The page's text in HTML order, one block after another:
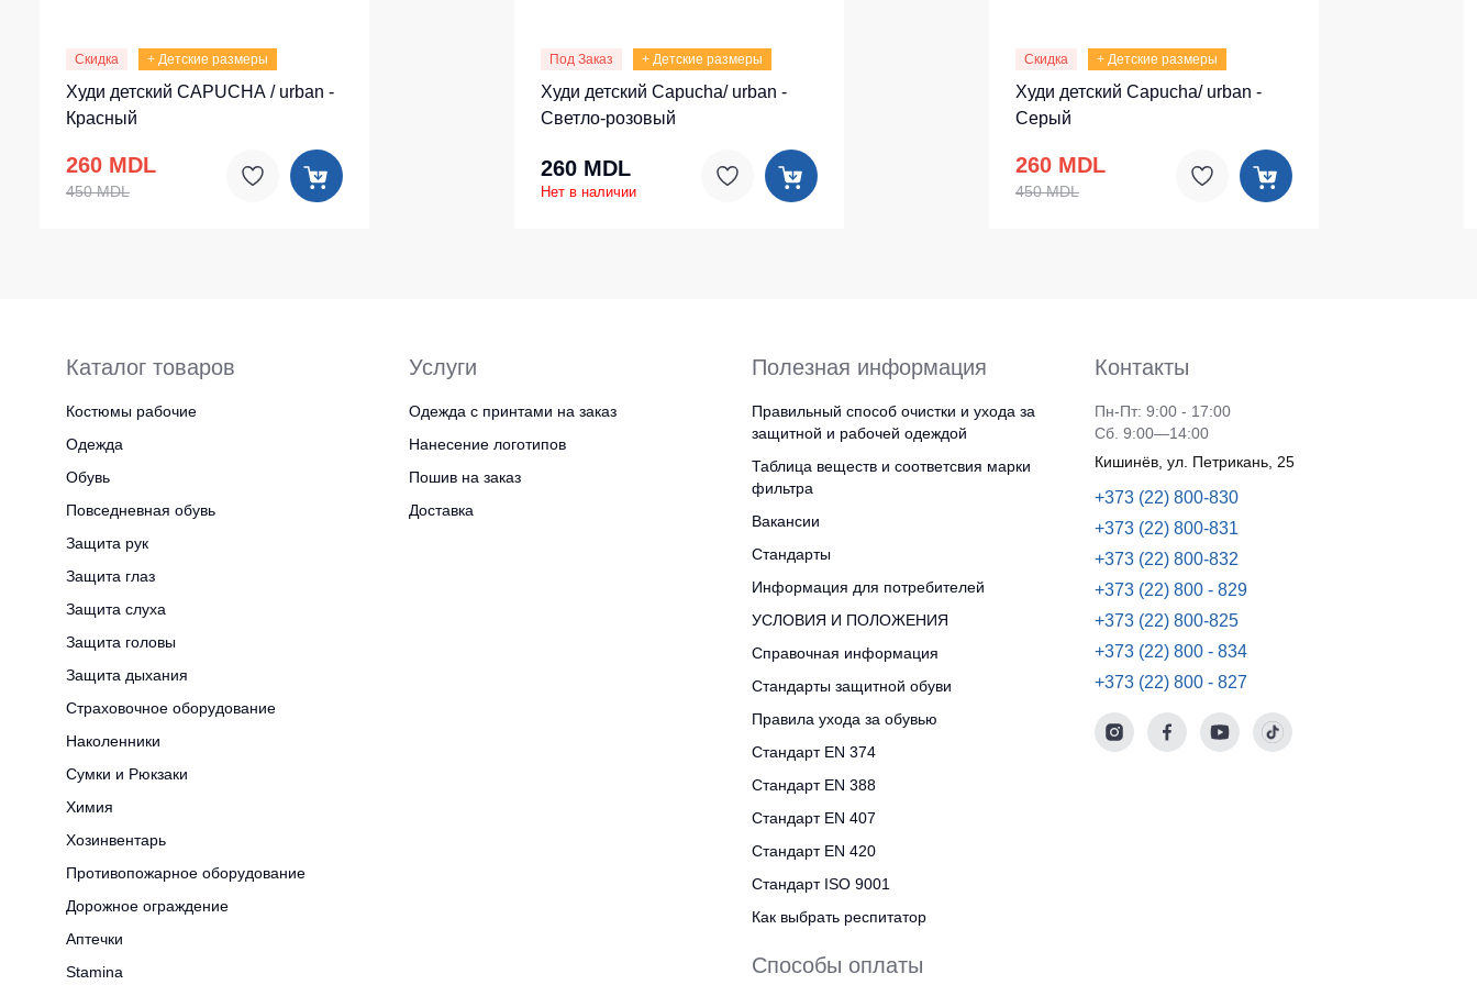
Скидка + Детские размеры
Худи детский CAPUCHA / urban -
Красный
260 MDL
450 MDL
Под Заказ + Детские размеры
Худи детский Capucha/ urban -
Светло-розовый
260 MDL
Нет в наличии
Скидка + Детские размеры
Худи детский Capucha/ urban -
Серый
260 MDL
450 MDL
Каталог товаров
Костюмы рабочие
Одежда
Обувь
Повседневная обувь
Защита рук
Защита глаз
Защита слуха
Защита головы
Защита дыхания
Страховочное оборудование
Наколенники
Сумки и Рюкзаки
Химия
Хозинвентарь
Противопожарное оборудование
Дорожное ограждение
Аптечки
Stamina
Услуги
Одежда с принтами на заказ
Нанесение логотипов
Пошив на заказ
Доставка
Полезная информация
Правильный способ очистки и ухода за
защитной и рабочей одеждой
Таблица веществ и соответсвия марки
фильтра
Вакансии
Стандарты
Информация для потребителей
УСЛОВИЯ И ПОЛОЖЕНИЯ
Справочная информация
Стандарты защитной обуви
Правила ухода за обувью
Стандарт EN 374
Стандарт EN 388
Стандарт EN 407
Стандарт EN 420
Стандарт ISO 9001
Как выбрать респитатор
Способы оплаты
Контакты
Пн-Пт: 9:00 - 17:00
Сб. 9:00—14:00
Кишинёв, ул. Петрикань, 25
+373 (22) 800-830
+373 (22) 800-831
+373 (22) 800-832
+373 (22) 800 - 829
+373 (22) 800-825
+373 (22) 800 - 834
+373 (22) 800 - 827